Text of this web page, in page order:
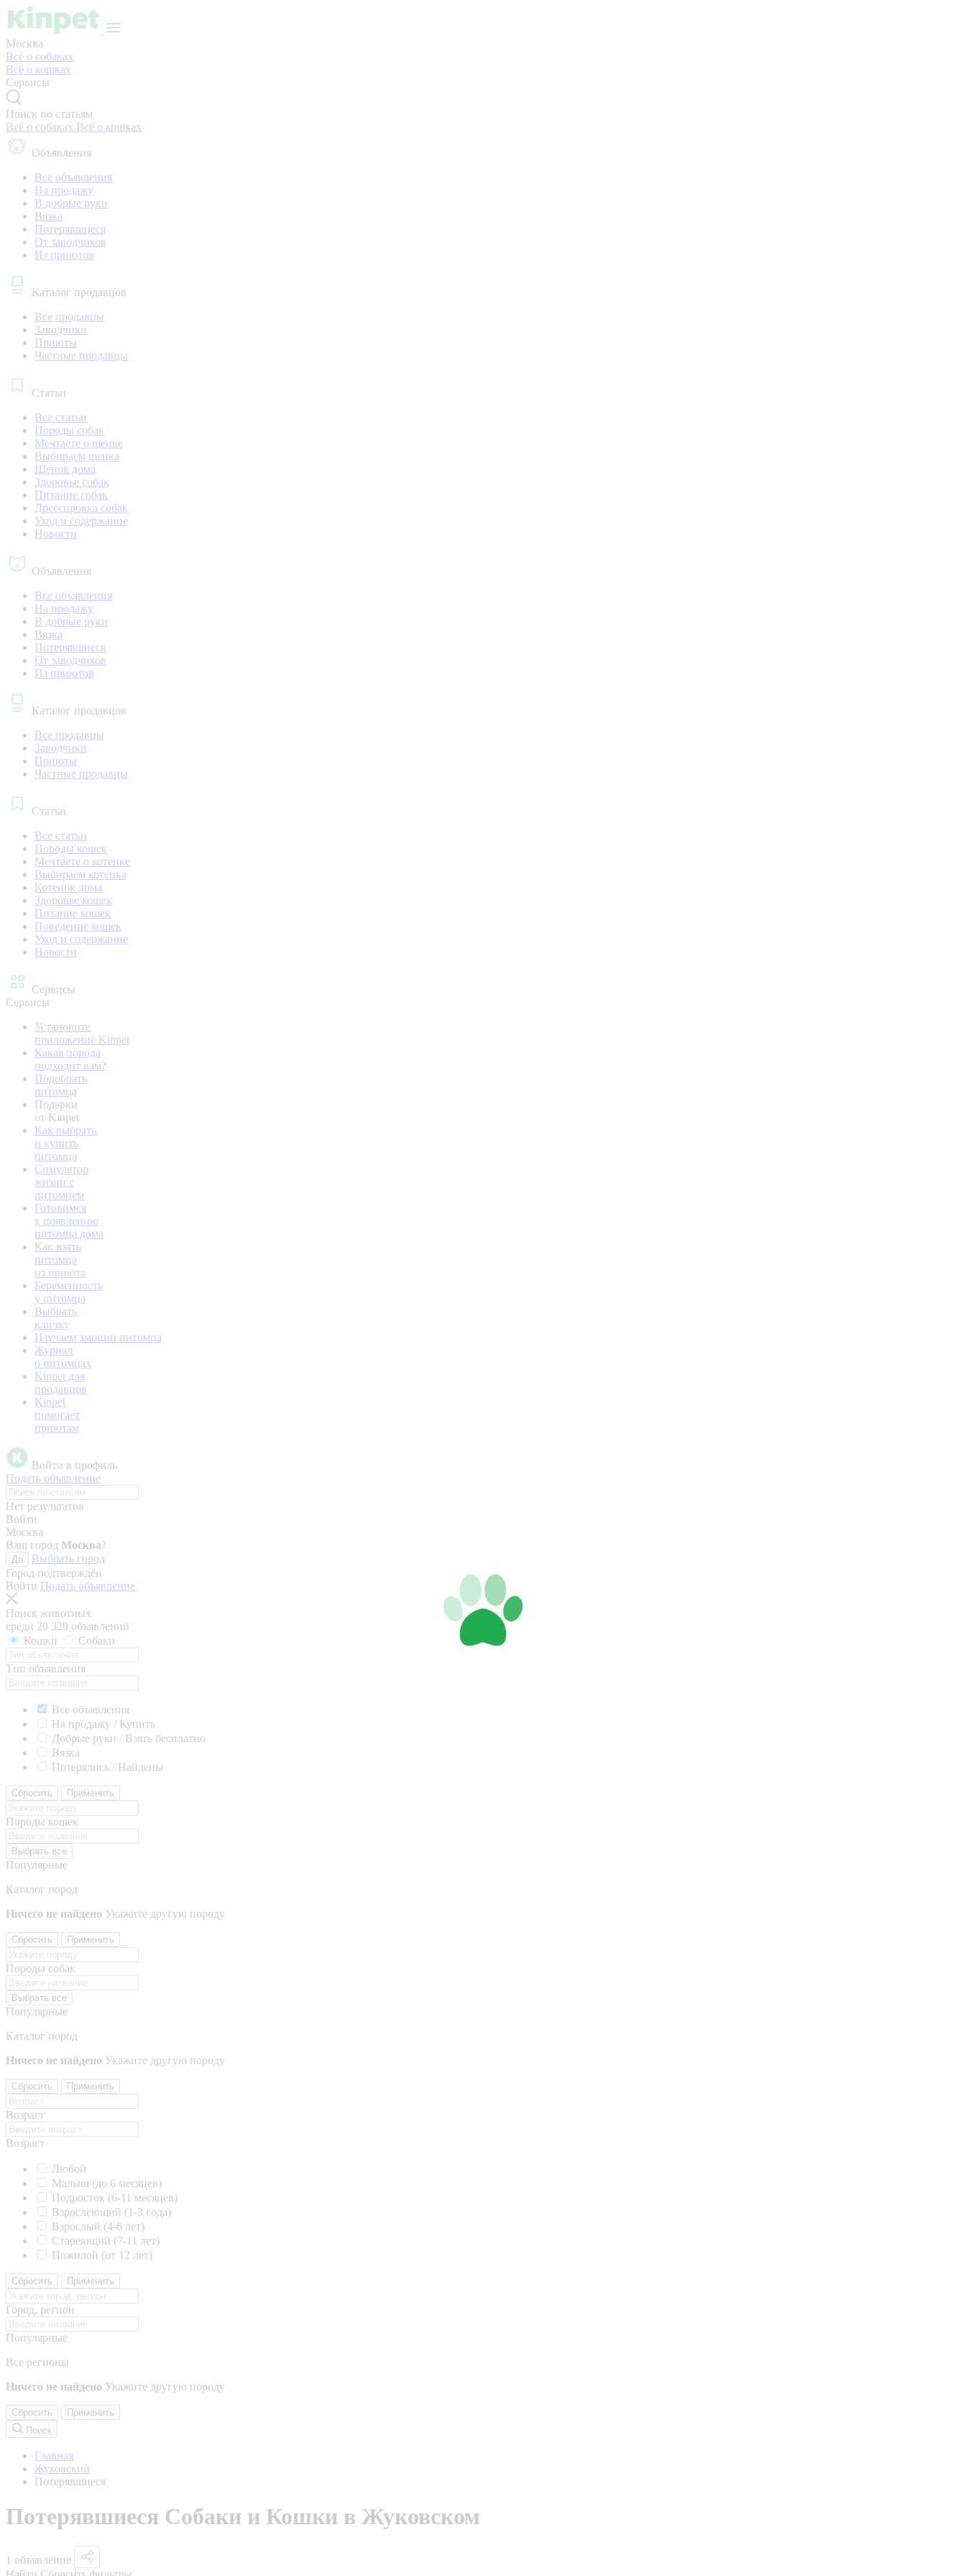
Москва
Всё о собаках
Всё о кошках
Сервисы
Поиск по статьям
Всё о собаках Всё о кошках
Объявления
Все объявления
На продажу
В добрые руки
Вязка
Потерявшиеся
От заводчиков
Из приютов
Каталог продавцов
Все продавцы
Заводчики
Приюты
Частные продавцы
Статьи
Все статьи
Породы собак
Мечтаете о щенке
Выбираем щенка
Щенок дома
Здоровье собак
Питание собак
Дрессировка собак
Уход и содержание
Новости
Объявления
Все объявления
На продажу
В добрые руки
Вязка
Потерявшиеся
От заводчиков
Из приютов
Каталог продавцов
Все продавцы
Заводчики
Приюты
Частные продавцы
Статьи
Все статьи
Породы кошек
Мечтаете о котенке
Выбираем котенка
Котенок дома
Здоровье кошек
Питание кошек
Поведение кошек
Уход и содержание
Новости
Сервисы
Сервисы
Установите
приложение Kinpet
Какая порода
подходит вам?
Подобрать
питомца
Подарки
от Kinpet
Как выбрать
и купить
питомца
Симулятор
жизни с
питомцем
Готовимся
к появлению
питомца дома
Как взять
питомца
из приюта
Беременность
у питомца
Выбрать
кличку
Изучаем эмоции питомца
Журнал
о питомцах
Kinpet для
продавцов
Kinpet
помогает
приютам
Войти в профиль
Подать объявление
Нет результатов
Войти
Москва
Ваш город Москва?
Да
Выбрать город
Город подтверждён
Войти Подать объявление
Поиск животных
среди 20 329 объявлений
Кошки
Собаки
Тип объявления
Все объявления
На продажу / Купить
Добрые руки / Взять бесплатно
Вязка
Потерялись / Найдены
Сбросить Применить
Породы кошек
Выбрать все
Популярные
Каталог пород
Ничего не найдено Укажите другую породу
Сбросить Применить
Породы собак
Выбрать все
Популярные
Каталог пород
Ничего не найдено Укажите другую породу
Сбросить Применить
Возраст
Возраст
Любой
Малыш (до 6 месяцев)
Подросток (6-11 месяцев)
Взрослеющий (1-3 года)
Взрослый (4-6 лет)
Стареющий (7-11 лет)
Пожилой (от 12 лет)
Сбросить Применить
Город, регион
Популярные
Все регионы
Ничего не найдено Укажите другую породу
Сбросить
Применить
Поиск
Главная
Жуковский
Потерявшиеся
Потерявшиеся Собаки и Кошки в Жуковском
1 объявление